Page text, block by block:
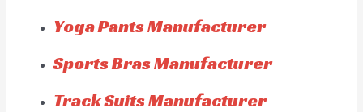
Yoga Pants Manufacturer
Sports Bras Manufacturer
Track Suits Manufacturer